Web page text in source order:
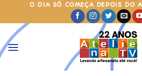
content
O DIA SÓ COMEÇA DEPOIS DO